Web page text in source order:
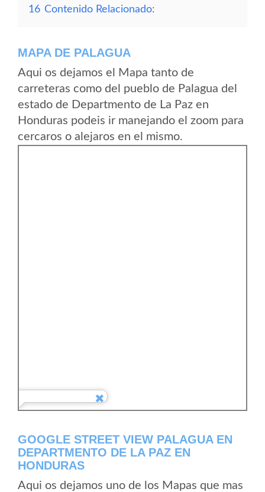
16 Contenido Relacionado:
MAPA DE PALAGUA
Aqui os dejamos el Mapa tanto de
carreteras como del pueblo de Palagua del
estado de Departmento de La Paz en
Honduras podeis ir manejando el zoom para
cercaros o alejaros en el mismo.
GOOGLE STREET VIEW PALAGUA EN
DEPARTMENTO DE LA PAZ EN
HONDURAS
Aqui os dejamos uno de los Mapas que mas